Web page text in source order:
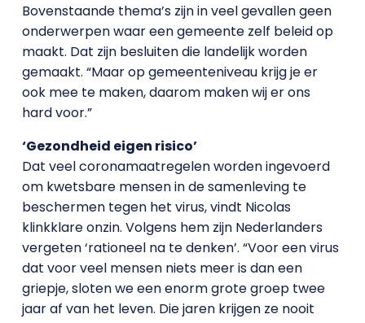
Bovenstaande thema’s zijn in veel gevallen geen
onderwerpen waar een gemeente zelf beleid op
maakt. Dat zijn besluiten die landelijk worden
gemaakt. “Maar op gemeenteniveau krijg je er
ook mee te maken, daarom maken wij er ons
hard voor.”
‘Gezondheid eigen risico’
Dat veel coronamaatregelen worden ingevoerd
om kwetsbare mensen in de samenleving te
beschermen tegen het virus, vindt Nicolas
klinkklare onzin. Volgens hem zijn Nederlanders
vergeten ‘rationeel na te denken’. “Voor een virus
dat voor veel mensen niets meer is dan een
griepje, sloten we een enorm grote groep twee
jaar af van het leven. Die jaren krijgen ze nooit